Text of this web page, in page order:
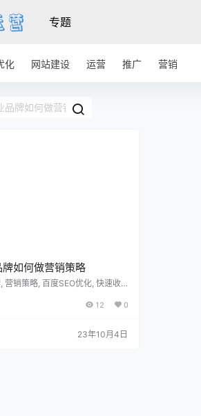
专题
化 网站建设 运营 推广 营销
如何做营销策略
营销策略, 百度SEO优化, 快速收
品牌如何制定营销策略以达到百
销策略以获得百度排名第一的效
牌经营者们关注的焦点。百度排名
12 0
23年10月4日